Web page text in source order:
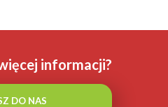
informacji?
DO NAS